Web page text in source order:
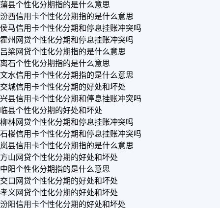
蒲县个性化分期指的是什么意思
汾西信用卡个性化分期指的是什么意思
侯马信用卡个性化分期和停息挂账冲突吗
霍州网贷个性化分期和停息挂账冲突吗
吕梁网贷个性化分期指的是什么意思
离石个性化分期指的是什么意思
文水信用卡个性化分期指的是什么意思
交城信用卡个性化分期的好处和坏处
兴县信用卡个性化分期和停息挂账冲突吗
临县个性化分期的好处和坏处
柳林网贷个性化分期和停息挂账冲突吗
石楼信用卡个性化分期和停息挂账冲突吗
岚县信用卡个性化分期指的是什么意思
方山网贷个性化分期的好处和坏处
中阳个性化分期指的是什么意思
交口网贷个性化分期的好处和坏处
孝义网贷个性化分期的好处和坏处
汾阳信用卡个性化分期的好处和坏处